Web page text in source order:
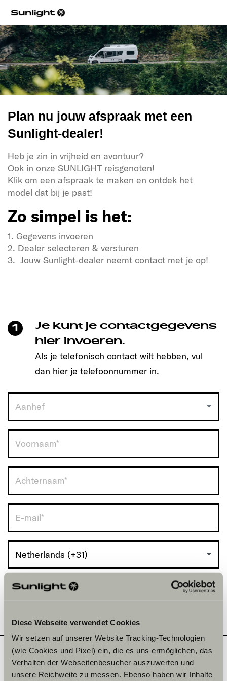
Diese Webseite verwendet Cookies
Wir setzen auf unserer Website Tracking-Technologien
(wie Cookies und Pixel) ein, die es uns ermöglichen, das
Verhalten der Webseitenbesucher auszuwerten und
unsere Reichweite zu messen. Ebenso haben wir Inhalte
Plan nu jouw afspraak met een
Sunlight-dealer!
Heb je zin in vrijheid en avontuur?
Ook in onze SUNLIGHT reisgenoten!
Klik om een afspraak te maken en ontdek het
model dat bij je past!
Zo simpel is het:
1. Gegevens invoeren
2. Dealer selecteren & versturen
3. Jouw Sunlight-dealer neemt contact met je op!
Maak eenvoudig een afspraak en ontdek welk
model perfect bij jou past.
Hoe werkt het?
2. Kies jouw dealer & verstuur
3. De Sunlight-dealer neemt contact met je op
Klik nu en begin aan jouw reis!
1
Je kunt je contactgegevens
hier invoeren.
Als je telefonisch contact wilt hebben, vul
dan hier je telefoonnummer in.
Aanhef
Netherlands (+31)
2
Welke model wil je